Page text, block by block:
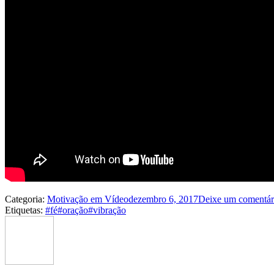
Categoria: Motivação em Vídeodezembro 6, 2017Deixe um
Etiquetas: #fé#oração#vibração